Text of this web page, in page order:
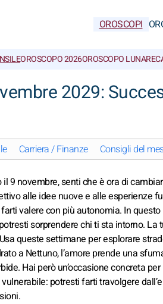
OROSCOPI
OROSCOPO 2026OROSCOPO LUNARE
2029:
Carriera / Finanze Consigli del
9 novembre, senti che è ora di
alle idee nuove e alle esperienze
valere con più autonomia. In
sorprendere chi ti sta intorno. La
queste settimane per esplorare
a Nettuno, l’amore prende una
Hai però un’occasione concreta
potresti farti travolgere